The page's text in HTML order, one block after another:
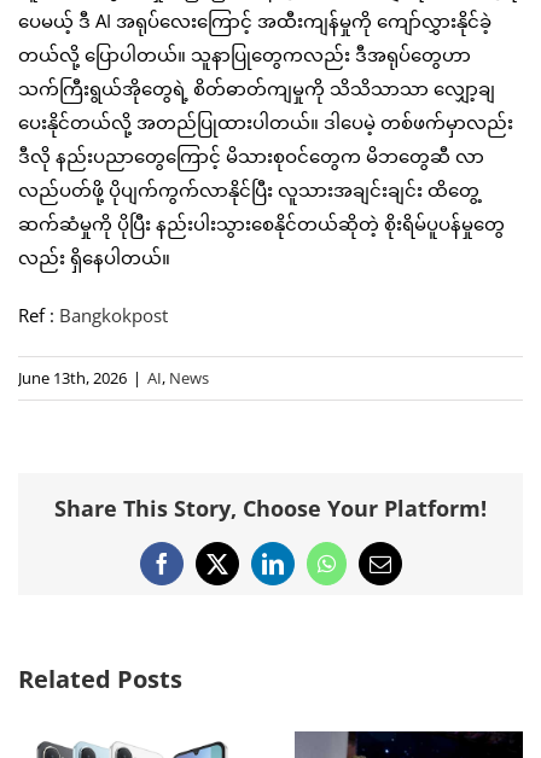
ပေမယ့် ဒီ AI အရုပ်လေးကြောင့် အထီးကျန်မှုကို ကျော်လွှားနိုင်ခဲ့
တယ်လို့ ပြောပါတယ်။ သူနာပြုတွေကလည်း ဒီအရုပ်တွေဟာ
သက်ကြီးရွယ်အိုတွေရဲ့ စိတ်ဓာတ်ကျမှုကို သိသိသာသာ လျှော့ချ
ပေးနိုင်တယ်လို့ အတည်ပြုထားပါတယ်။ ဒါပေမဲ့ တစ်ဖက်မှာလည်း
ဒီလို နည်းပညာတွေကြောင့် မိသားစုဝင်တွေက မိဘတွေဆီ လာ
လည်ပတ်ဖို့ ပိုပျက်ကွက်လာနိုင်ပြီး လူသားအချင်းချင်း ထိတွေ့
ဆက်ဆံမှုကို ပိုပြီး နည်းပါးသွားစေနိုင်တယ်ဆိုတဲ့ စိုးရိမ်ပူပန်မှုတွေ
လည်း ရှိနေပါတယ်။
Ref : Bangkokpost
June 13th, 2026 | AI, News
Share This Story, Choose Your Platform!
Facebook
X LinkedInWhatsApp
Email
Related Posts